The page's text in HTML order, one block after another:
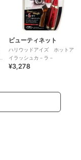
ビューティネット
ハリウッドアイズ ホットア
イラッシュカ－ラ－
¥3,278